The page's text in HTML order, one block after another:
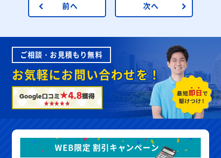
前へ 次へ
ご相談・お見積もり無料
お気軽にお問い合わせを！
Google口コミ★4.8獲得
WEB限定 割引キャンペーン